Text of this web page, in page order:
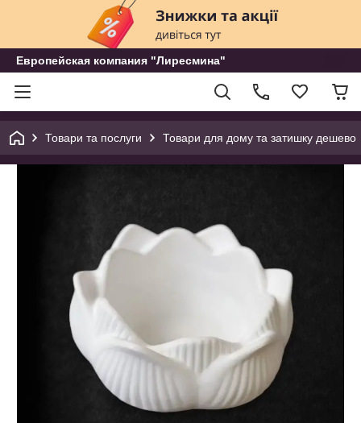
Европейская компания "Лиресмина"
Товари та послуги Товари для дому та затишку дешево